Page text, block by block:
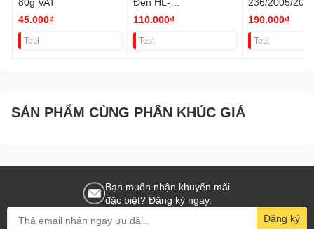
45.000₫
Test
L3230CDN.L35511CD
110.000₫
Test
86/3005 500g
190.000₫
Test
SẢN PHẨM CÙNG PHÂN KHÚC GIÁ
Bạn muốn nhận khuyến mãi
đặc biệt? Đăng ký ngay.
Đăng ký